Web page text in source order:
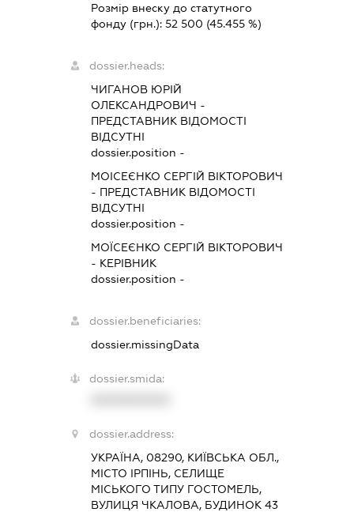
Розмір внеску до статутного
фонду (грн.): 52 500 (45.455 %)
dossier.heads:
ЧИГАНОВ ЮРІЙ
ОЛЕКСАНДРОВИЧ -
ПРЕДСТАВНИК ВІДОМОСТІ
ВІДСУТНІ
dossier.position -
МОІСЕЄНКО СЕРГІЙ ВІКТОРОВИЧ
- ПРЕДСТАВНИК ВІДОМОСТІ
ВІДСУТНІ
dossier.position -
МОЇСЕЄНКО СЕРГІЙ ВІКТОРОВИЧ
- КЕРІВНИК
dossier.position -
dossier.beneficiaries:
dossier.missingData
dossier.smida:
dossier.address:
УКРАЇНА, 08290, КИЇВСЬКА ОБЛ.,
МІСТО ІРПІНЬ, СЕЛИЩЕ
МІСЬКОГО ТИПУ ГОСТОМЕЛЬ,
ВУЛИЦЯ ЧКАЛОВА, БУДИНОК 43